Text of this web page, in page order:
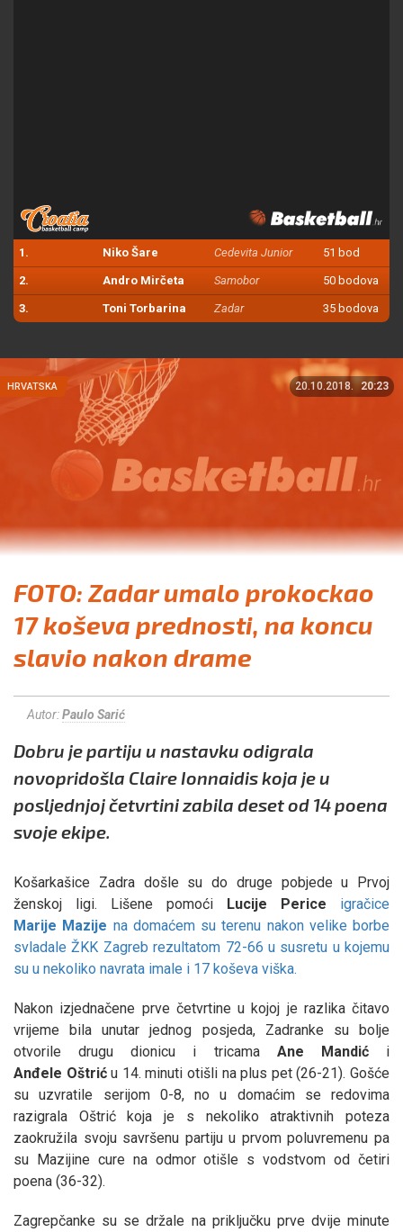
1. Niko Šare Cedevita Junior 51 bod
2. Andro Mirčeta Samobor 50 bodova
3. Toni Torbarina Zadar 35 bodova
HRVATSKA 20.10.2018. 20:23
FOTO: Zadar umalo prokockao
17 koševa prednosti, na koncu
slavio nakon drame
Autor:Paulo Sarić
Dobru je partiju u nastavku odigrala
novopridošla Claire Ionnaidis koja je u
posljednjoj četvrtini zabila deset od 14 poena
svoje ekipe.
Košarkašice Zadra došle su do druge pobjede u Prvoj
ženskoj ligi. Lišene pomoći Lucije Perice
igračice
Marije Mazije na domaćem su terenu nakon velike borbe
svladale ŽKK Zagreb rezultatom 72-66 u susretu u kojemu
su u nekoliko navrata imale i 17 koševa viška.
Nakon izjednačene prve četvrtine u kojoj je razlika čitavo
vrijeme bila unutar jednog posjeda, Zadranke su bolje
otvorile drugu dionicu i tricama Ane Mandići
Anđele Oštriću 14. minuti otišli na plus pet (26-21). Gošće
su uzvratile serijom 0-8, no u domaćim se redovima
razigrala Oštrić koja je s nekoliko atraktivnih poteza
zaokružila svoju savršenu partiju u prvom poluvremenu pa
su Mazijine cure na odmor otišle s vodstvom od četiri
poena (36-32).
Zagrepčanke su se držale na priključku prve dvije minute